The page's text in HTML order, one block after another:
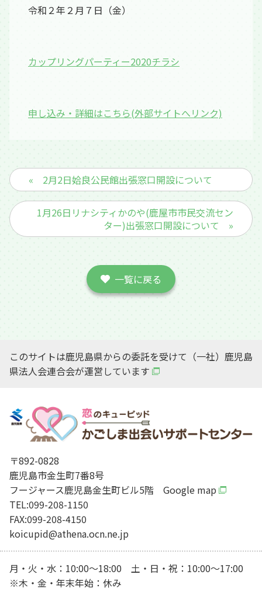
令和２年２月７日（金）
カップリングパーティー2020チラシ
申し込み・詳細はこちら(外部サイトへリンク)
« 2月2日姶良公民館出張窓口開設について
1月26日リナシティかのや(鹿屋市市民交流セン
ター)出張窓口開設について »
一覧に戻る
このサイトは鹿児島県からの委託を受けて（一社）鹿児島
県法人会連合会が運営しています
〒892-0828
鹿児島市金生町7番8号
フージャース鹿児島金生町ビル5階 Google map
TEL:099-208-1150
FAX:099-208-4150
koicupid@athena.ocn.ne.jp
月・火・水：10:00～18:00 土・日・祝：10:00～17:00
※木・金・年末年始：休み